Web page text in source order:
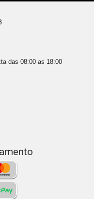
das 08:00 as 18:00